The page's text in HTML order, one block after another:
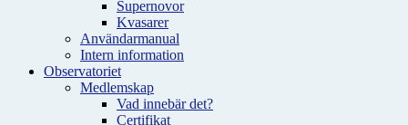
Supernovor
Kvasarer
Användarmanual
Intern information
Observatoriet
Medlemskap
Vad innebär det?
Certifikat